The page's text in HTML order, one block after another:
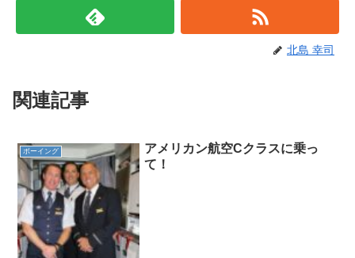
北島 幸司
関連記事
ボーイング
アメリカン航空Cクラスに乗っ
て！